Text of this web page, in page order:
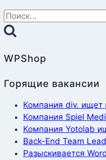
Найти:
WPShop
Горящие вакансии
Компания div. ищет
Компания Spiel
Компания Yotolab
Back-End Team
Разыскивается